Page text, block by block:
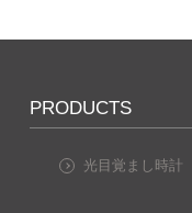
PRODUCTS
光目覚まし時計